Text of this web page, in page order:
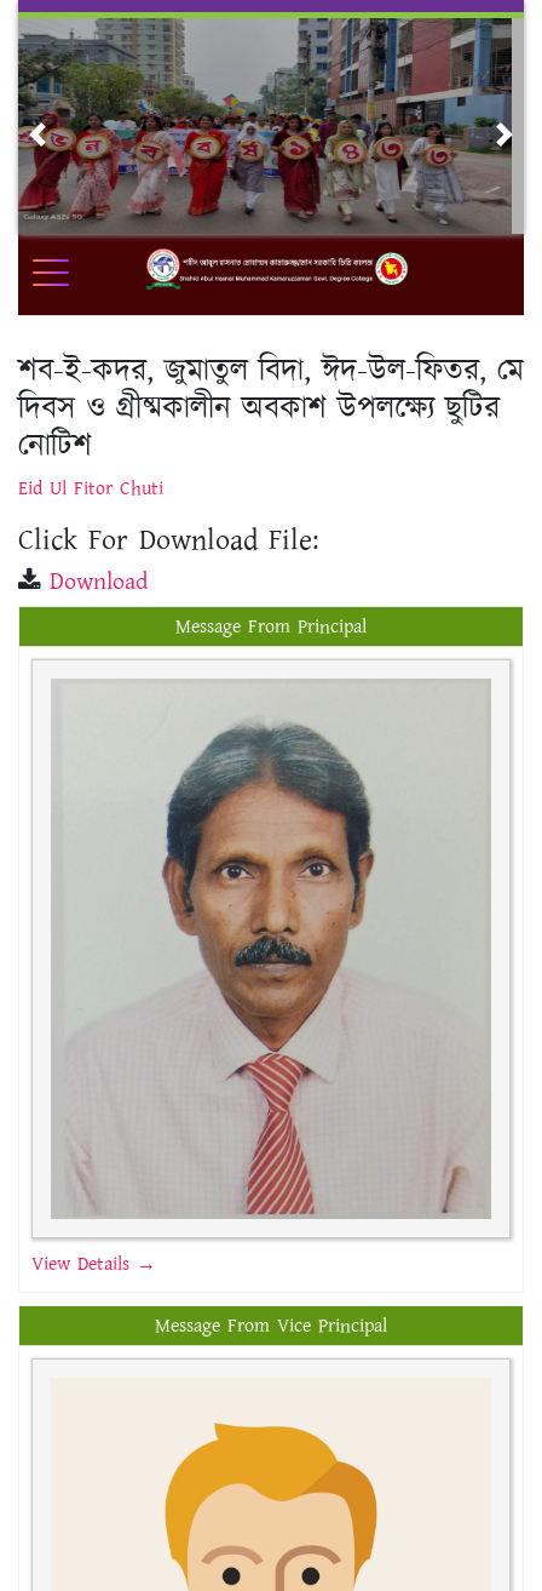
Skip
content
Previous
শব-ই-কদর, জুমাতুল বিদা, ঈদ-উল-ফিতর, মে
দিবস ও গ্রীষ্মকালীন অবকাশ উপলক্ষ্যে ছুটির
নোটিশ
Eid Ul Fitor Chuti
Click For Download File:
Download
Message From Principal
View Details →
Message From Vice Principal